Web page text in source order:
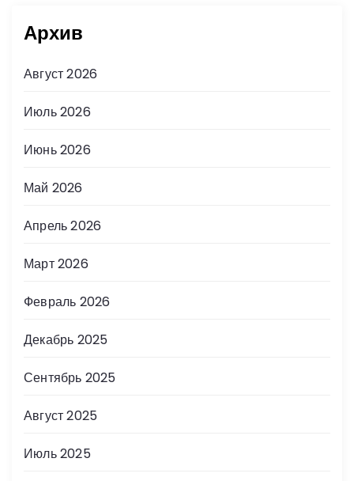
Архив
Август 2026
Июль 2026
Июнь 2026
Май 2026
Апрель 2026
Март 2026
Февраль 2026
Декабрь 2025
Сентябрь 2025
Август 2025
Июль 2025